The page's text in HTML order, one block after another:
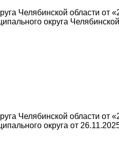
Челябинской области
округа
Челябинской области
округа от